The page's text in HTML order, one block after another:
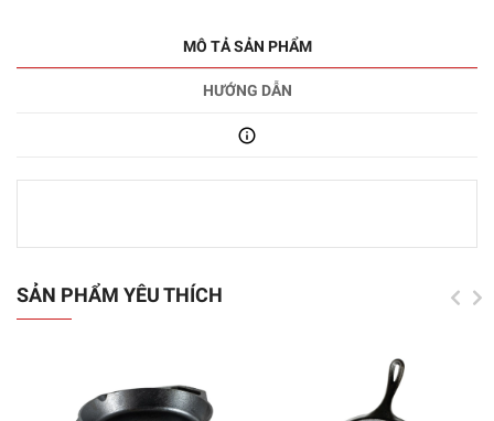
MÔ TẢ SẢN PHẨM
HƯỚNG DẪN
SẢN PHẨM YÊU THÍCH